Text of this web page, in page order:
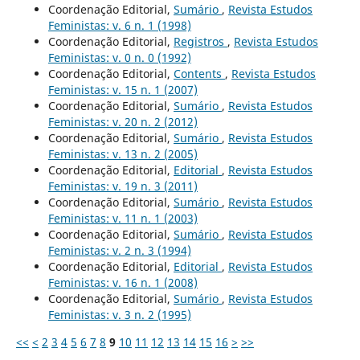
Coordenação Editorial, Sumário , Revista Estudos
Feministas: v. 6 n. 1 (1998)
Coordenação Editorial, Registros , Revista Estudos
Feministas: v. 0 n. 0 (1992)
Coordenação Editorial, Contents , Revista Estudos
Feministas: v. 15 n. 1 (2007)
Coordenação Editorial, Sumário , Revista Estudos
Feministas: v. 20 n. 2 (2012)
Coordenação Editorial, Sumário , Revista Estudos
Feministas: v. 13 n. 2 (2005)
Coordenação Editorial, Editorial , Revista Estudos
Feministas: v. 19 n. 3 (2011)
Coordenação Editorial, Sumário , Revista Estudos
Feministas: v. 11 n. 1 (2003)
Coordenação Editorial, Sumário , Revista Estudos
Feministas: v. 2 n. 3 (1994)
Coordenação Editorial, Editorial , Revista Estudos
Feministas: v. 16 n. 1 (2008)
Coordenação Editorial, Sumário , Revista Estudos
Feministas: v. 3 n. 2 (1995)
<< < 2 3 4 5 6 7 8 9 10 11 12 13 14 15 16 > >>